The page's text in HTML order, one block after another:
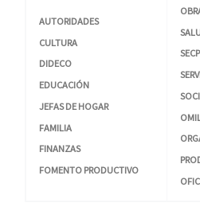
AUTORIDADES
CULTURA
DIDECO
EDUCACIÓN
JEFAS DE HOGAR
FAMILIA
FINANZAS
FOMENTO PRODUCTIVO